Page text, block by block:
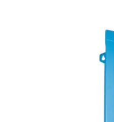
STANIČNÍ BATERIE